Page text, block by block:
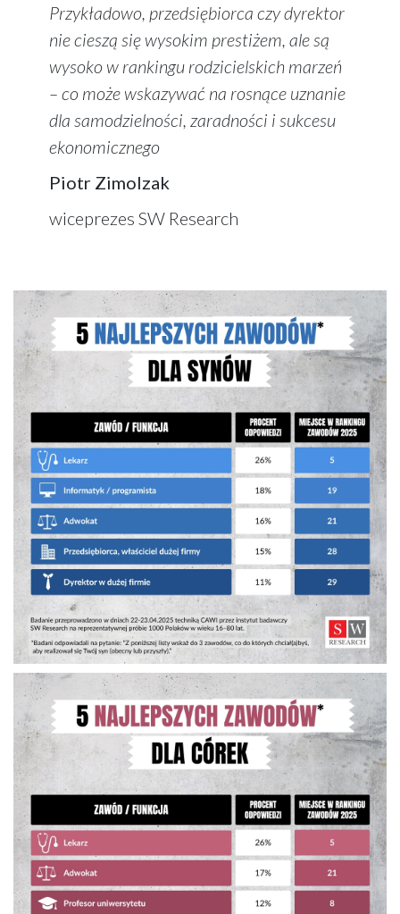
Przykładowo, przedsiębiorca czy dyrektor
nie cieszą się wysokim prestiżem, ale są
wysoko w rankingu rodzicielskich marzeń
– co może wskazywać na rosnące uznanie
dla samodzielności, zaradności i sukcesu
ekonomicznego
Piotr Zimolzak
wiceprezes SW Research